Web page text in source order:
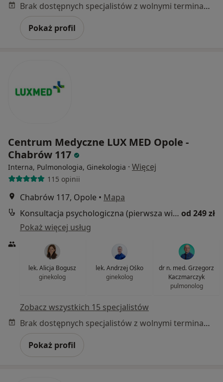
Brak dostępnych specjalistów z wolnymi terminami w tym centrum medycznym.
Pokaż profil
Centrum Medyczne LUX MED Opole -
Chabrów 117
Interna, Pulmonologia, Ginekologia · Więcej
115 opinii
Chabrów 117, Opole • Mapa
Konsultacja psychologiczna (pierwsza wizyta) od 249 zł
Pokaż więcej usług
lek. Alicja Bogusz
ginekolog
lek. Andrzej Ośko
ginekolog
dr n. med. Grzegorz
Kaczmarczyk
pulmonolog
Zobacz wszystkich 15 specjalistów
Brak dostępnych specjalistów z wolnymi terminami w tym centrum medycznym.
Pokaż profil